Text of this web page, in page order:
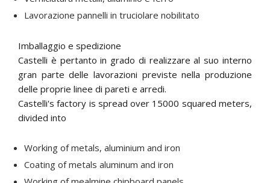
Lavorazione pannelli in truciolare nobilitato
Imballaggio e spedizione
Castelli è pertanto in grado di realizzare al suo interno
gran parte delle lavorazioni previste nella produzione
delle proprie linee di pareti e arredi.
Castelli's factory is spread over 15000 squared meters,
divided into
Working of metals, aluminium and iron
Coating of metals aluminum and iron